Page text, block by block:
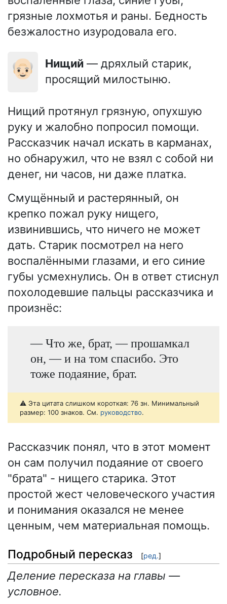
грязные лохмотья и раны. Бедность
безжалостно изуродовала его.
👴🏻 Нищий — дряхлый старик,
просящий милостыню.
Нищий протянул грязную, опухшую
руку и жалобно попросил помощи.
Рассказчик начал искать в карманах,
но обнаружил, что не взял с собой ни
денег, ни часов, ни даже платка.
Смущённый и растерянный, он
крепко пожал руку нищего,
извинившись, что ничего не может
дать. Старик посмотрел на него
воспалёнными глазами, и его синие
губы усмехнулись. Он в ответ стиснул
похолодевшие пальцы рассказчика и
произнёс:
— Что же, брат, — прошамкал
он, — и на том спасибо. Это
тоже подаяние, брат.
⚠️ Эта цитата слишком короткая: 76 зн. Минимальный
размер: 100 знаков. См. руководство.
Рассказчик понял, что в этот момент
он сам получил подаяние от своего
"брата" - нищего старика. Этот
простой жест человеческого участия
и понимания оказался не менее
ценным, чем материальная помощь.
Подробный пересказ [ред.]
Деление пересказа на главы —
условное.